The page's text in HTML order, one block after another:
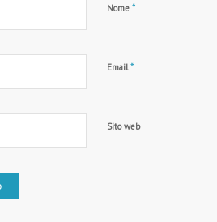
Nome *
Email*
Sito web